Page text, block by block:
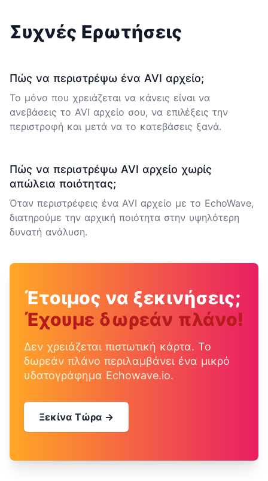
Συχνές Ερωτήσεις
Πώς να περιστρέψω ένα AVI αρχείο;
Το μόνο που χρειάζεται να κάνεις είναι να
ανεβάσεις το AVI αρχείο σου, να επιλέξεις την
περιστροφή και μετά να το κατεβάσεις ξανά.
Πώς να περιστρέψω AVI αρχείο χωρίς
απώλεια ποιότητας;
Όταν περιστρέφεις ένα AVI αρχείο με το EchoWave,
διατηρούμε την αρχική ποιότητα στην υψηλότερη
δυνατή ανάλυση.
Έτοιμος να ξεκινήσεις;
Έχουμε δωρεάν πλάνο!
Δεν χρειάζεται πιστωτική κάρτα. Το
δωρεάν πλάνο περιλαμβάνει ένα μικρό
υδατογράφημα Echowave.io.
Ξεκίνα Τώρα →